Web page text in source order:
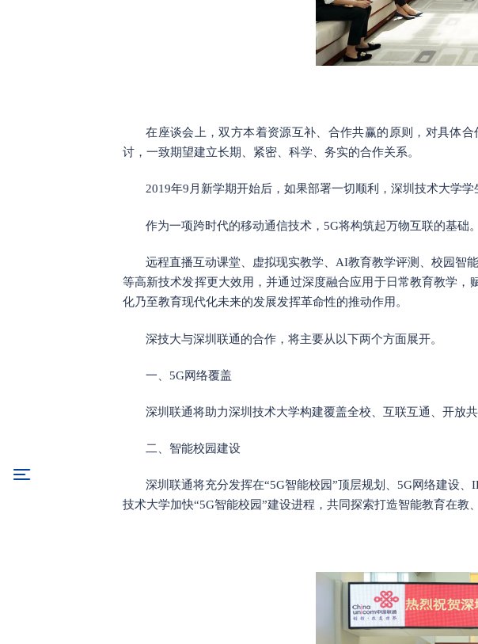
在座谈会上，双方本着资源互补、合作共赢的原则，对具体
讨，一致期望建立长期、紧密、科学、务实的合作关系。
2019年9月新学期开始后，如果部署一切顺利，深圳技术大学
作为一项跨时代的移动通信技术， 5G将构筑起万物互联的基础
远程直播互动课堂、虚拟现实教学、AI教育教学评测、校园
等高新技术发挥更大效用，并通过深度融合应用于日常教育教学
化乃至教育现代化未来的发展发挥革命性的推动作用。
深技大与深圳联通的合作，将主要从以下两个方面展开。
一、5G网络覆盖
深圳联通将助力深圳技术大学构建覆盖全校、互联互通、开放
二、智能校园建设
深圳联通将充分发挥在“5G智能校园”顶层规划、5G网络建设
技术大学加快“5G智能校园”建设进程，共同探索打造智能教育在教